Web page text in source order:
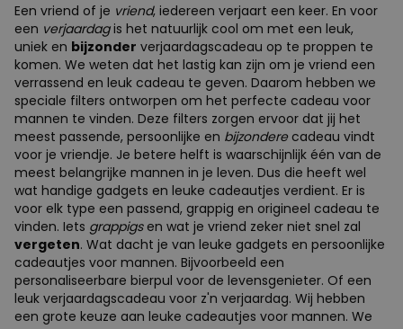
Een vriend of je vriend, iedereen verjaart een keer. En voor
een verjaardagis het natuurlijk cool om met een leuk,
uniek en bijzonder verjaardagscadeau op te proppen te
komen. We weten dat het lastig kan zijn om je vriend een
verrassend en leuk cadeau te geven. Daarom hebben we
speciale filters ontworpen om het perfecte cadeau voor
mannen te vinden. Deze filters zorgen ervoor dat jij het
meest passende, persoonlijke en bijzonderecadeau vindt
voor je vriendje. Je betere helft is waarschijnlijk één van de
meest belangrijke mannen in je leven. Dus die heeft wel
wat handige gadgets en leuke cadeautjes verdient. Er is
voor elk type een passend, grappig en origineel cadeau te
vinden. Iets grappigsen wat je vriend zeker niet snel zal
vergeten. Wat dacht je van leuke gadgets en persoonlijke
cadeautjes voor mannen. Bijvoorbeeld een
personaliseerbare bierpul voor de levensgenieter. Of een
leuk verjaardagscadeau voor z'n verjaardag. Wij hebben
een grote keuze aan leuke cadeautjes voor mannen. We